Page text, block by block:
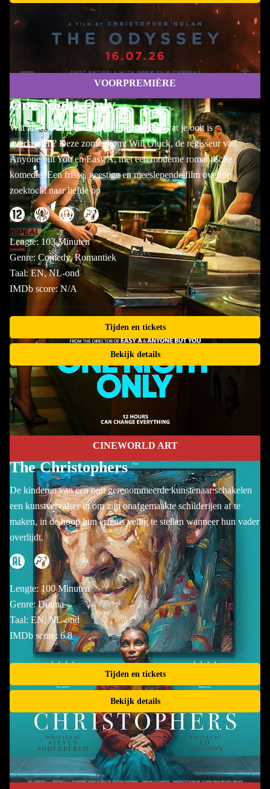
VOORPREMIÈRE
One Night Only
Wat als één chaotische nacht het beste is wat je ooit is
overkomen? Deze zomer komt Will Gluck, de regisseur van
Anyone but You en Easy A, met een moderne romantische
komedie. Een frisse, geestige en meeslepende film over de
zoektocht naar liefde op
Lengte: 103 Minuten
Genre: Comedy, Romantiek
Taal: EN, NL-ond
IMDb score: N/A
Tijden en tickets
Bekijk details
CINEWORLD ART
The Christophers
De kinderen van een ooit gerenommeerde kunstenaar schakelen
een kunstvervalser in om zijn onafgemaakte schilderijen af te
maken, in de hoop hun erfenis veilig te stellen wanneer hun vader
overlijdt.
Lengte: 100 Minuten
Genre: Drama
Taal: EN, NL-ond
IMDb score: 6.8
Tijden en tickets
Bekijk details